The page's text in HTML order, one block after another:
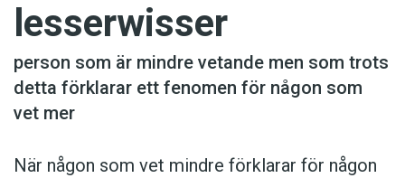
lesserwisser
person som är mindre vetande men som trots
detta förklarar ett fenomen för någon som
vet mer
När någon som vet mindre förklarar för någon